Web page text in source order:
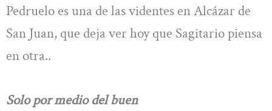
Pedruelo es una de las videntes en Alcázar de
San Juan, que deja ver hoy que Sagitario piensa
en otra..
Solo por medio del buen